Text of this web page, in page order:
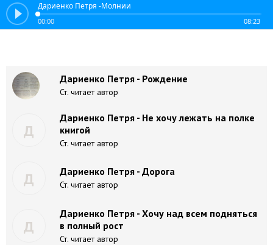
Дариенко Петря -Молнии
00:00 08:23
Дариенко Петря - Рождение
Ст. читает автор
Д
Дариенко Петря - Не хочу лежать на полке
книгой
Ст. читает автор
Д Дариенко Петря - Дорога
Ст. читает автор
Д
Дариенко Петря - Хочу над всем подняться
в полный рост
Ст. читает автор